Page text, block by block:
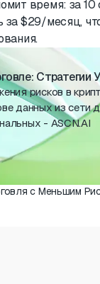
время: за
$29/месяц,
Стратегии
рисков в
данных из сети
- ASCN.AI
с Меньшим